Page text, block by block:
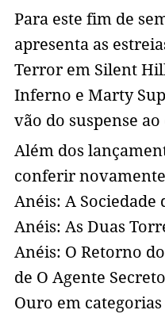
Para este fim de
apresenta as
Terror em Silent
Inferno e Marty
vão do suspense
Além dos
conferir
Anéis: A Sociedade
Anéis: As Duas
Anéis: O Retorno
de O Agente
Ouro em